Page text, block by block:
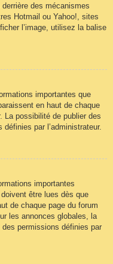
des mécanismes
Hotmail ou Yahoo!, sites
l’image, utilisez la balise
importantes que
en haut de chaque
La possibilité de publier des
par l’administrateur.
importantes
être lues dès que
de chaque page du forum
les annonces globales, la
permissions définies par